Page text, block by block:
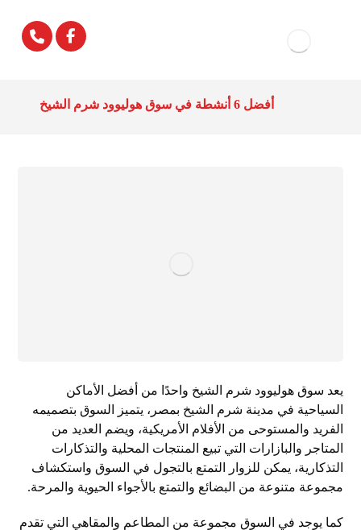
أفضل 6 أنشطة في سوق هوليوود شرم الشيخ
يعد سوق هوليوود شرم الشيخ واحدًا من أفضل الأماكن
السياحية في مدينة شرم الشيخ بمصر، يتميز السوق بتصميمه
الفريد والمستوحى من الأفلام الأمريكية، ويضم العديد من
المتاجر والبازارات التي تبيع المنتجات المحلية والتذكارات
التذكارية، يمكن للزوار التمتع بالتجول في السوق واستكشاف
مجموعة متنوعة من البضائع والتمتع بالأجواء الحيوية والمرحة.
كما يوجد في السوق مجموعة من المطاعم والمقاهي التي تقدم